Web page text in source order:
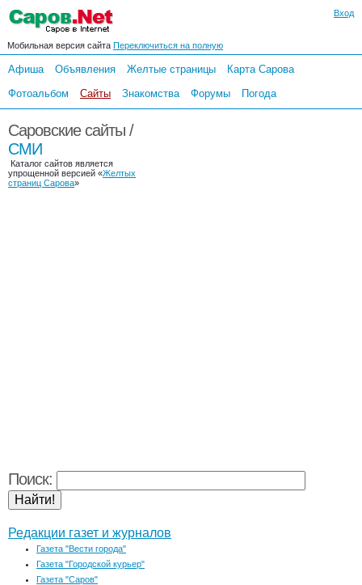
Вход
Мобильная версия сайта Переключиться на полную
Афиша Объявления Желтые страницы
Карта Сарова
Фотоальбом
Сайты Знакомства Форумы Погода
Саровские сайты /
СМИ
Каталог сайтов является
упрощенной версией «Желтых
страниц Сарова»
Поиск:
Редакции газет и журналов
Газета "Вести города"
Газета "Городской курьер"
Газета "Саров"